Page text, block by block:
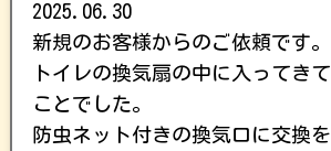
2025.06.30
新規のお客様からのご依頼です。
トイレの換気扇の中に入ってき
ことでした。
防虫ネット付きの換気口に交換